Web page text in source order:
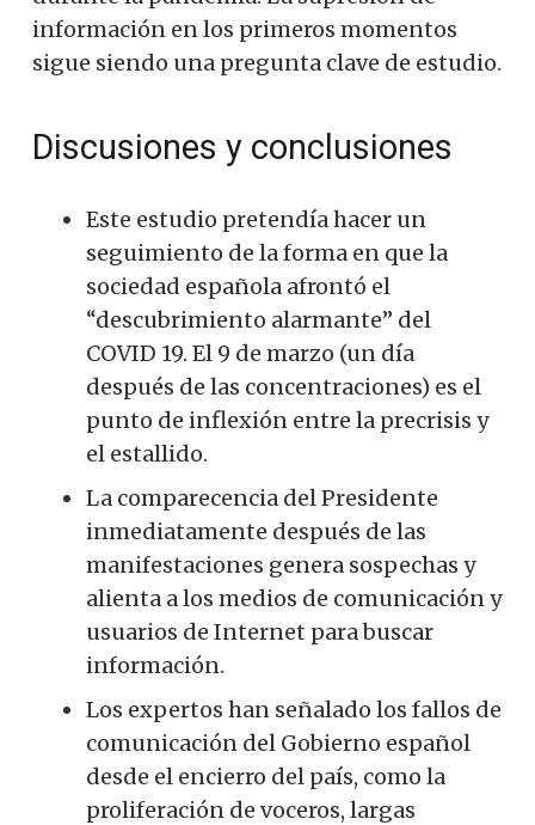
información en los primeros momentos
sigue siendo una pregunta clave de estudio.
Discusiones y conclusiones
Este estudio pretendía hacer un
seguimiento de la forma en que la
sociedad española afrontó el
“descubrimiento alarmante” del
COVID 19. El 9 de marzo (un día
después de las concentraciones) es el
punto de inflexión entre la precrisis y
el estallido.
La comparecencia del Presidente
inmediatamente después de las
manifestaciones genera sospechas y
alienta a los medios de comunicación y
usuarios de Internet para buscar
información.
Los expertos han señalado los fallos de
comunicación del Gobierno español
desde el encierro del país, como la
proliferación de voceros, largas